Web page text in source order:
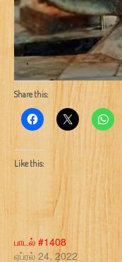
Share this:
Like this:
பாடல் #1408
ஏப்ரல் 24, 2022